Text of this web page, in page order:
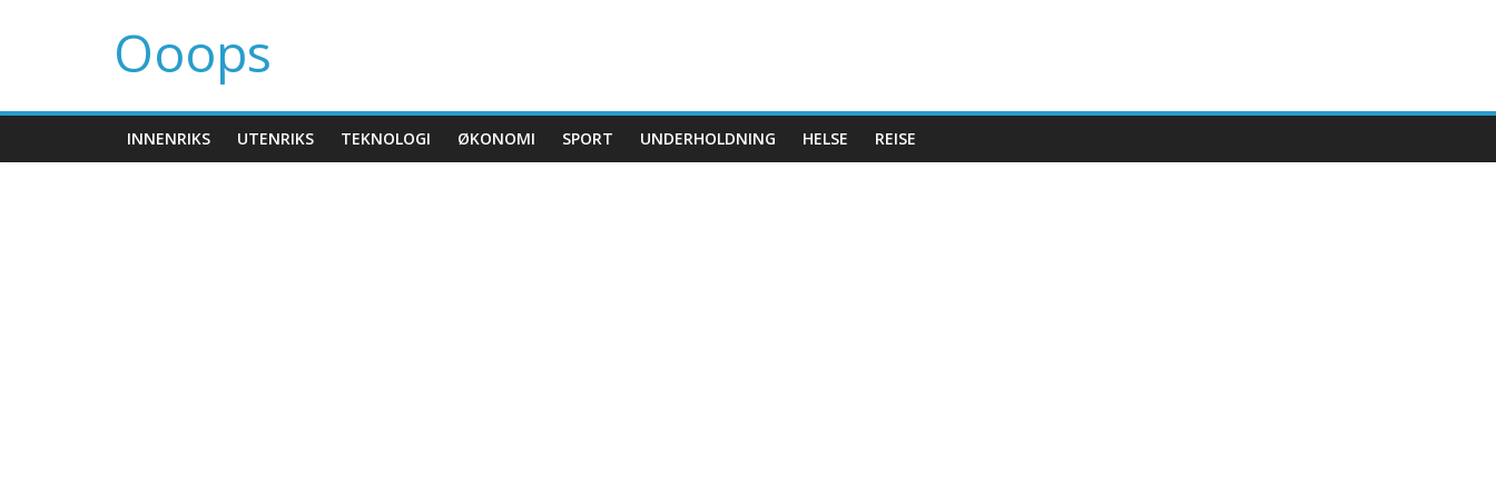
Ooops
INNENRIKS UTENRIKS TEKNOLOGI ØKONOMI SPORT UNDERHOLDNING HELSE REISE